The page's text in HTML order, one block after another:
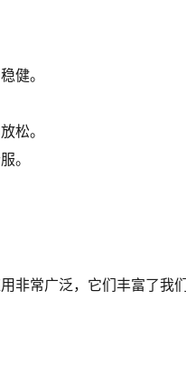
健。
松。
。
常广泛，它们丰富了我